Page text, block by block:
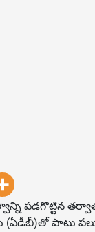
పడగొట్టిన
పాటు పలు